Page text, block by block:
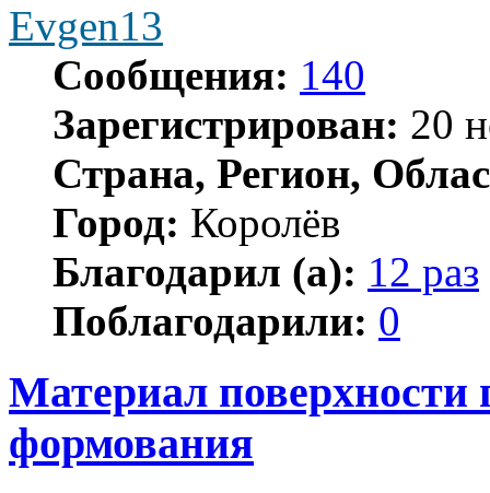
Evgen13
Сообщения: 140
Зарегистрирован: 20
Страна, Регион,
Город: Королёв
Благодарил (а): 12 раз
Поблагодарили: 0
Материал поверхности
формования